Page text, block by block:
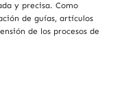
y precisa. Como
de guías, artículos
de los procesos de